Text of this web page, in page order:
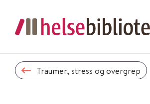
Traumer, stress og overgrep